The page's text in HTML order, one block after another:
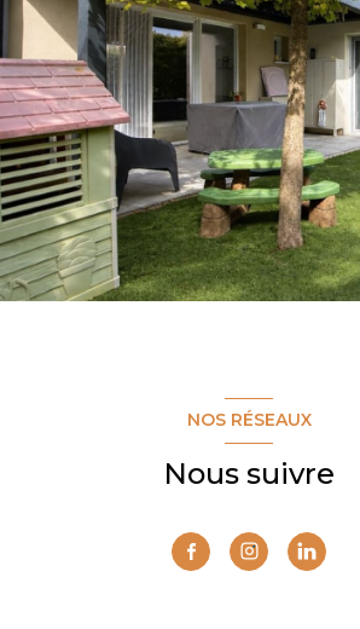
NOS RÉSEAUX
Nous suivre